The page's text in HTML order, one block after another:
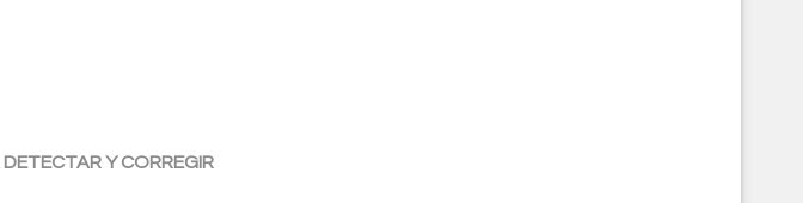
Y CORREGIR